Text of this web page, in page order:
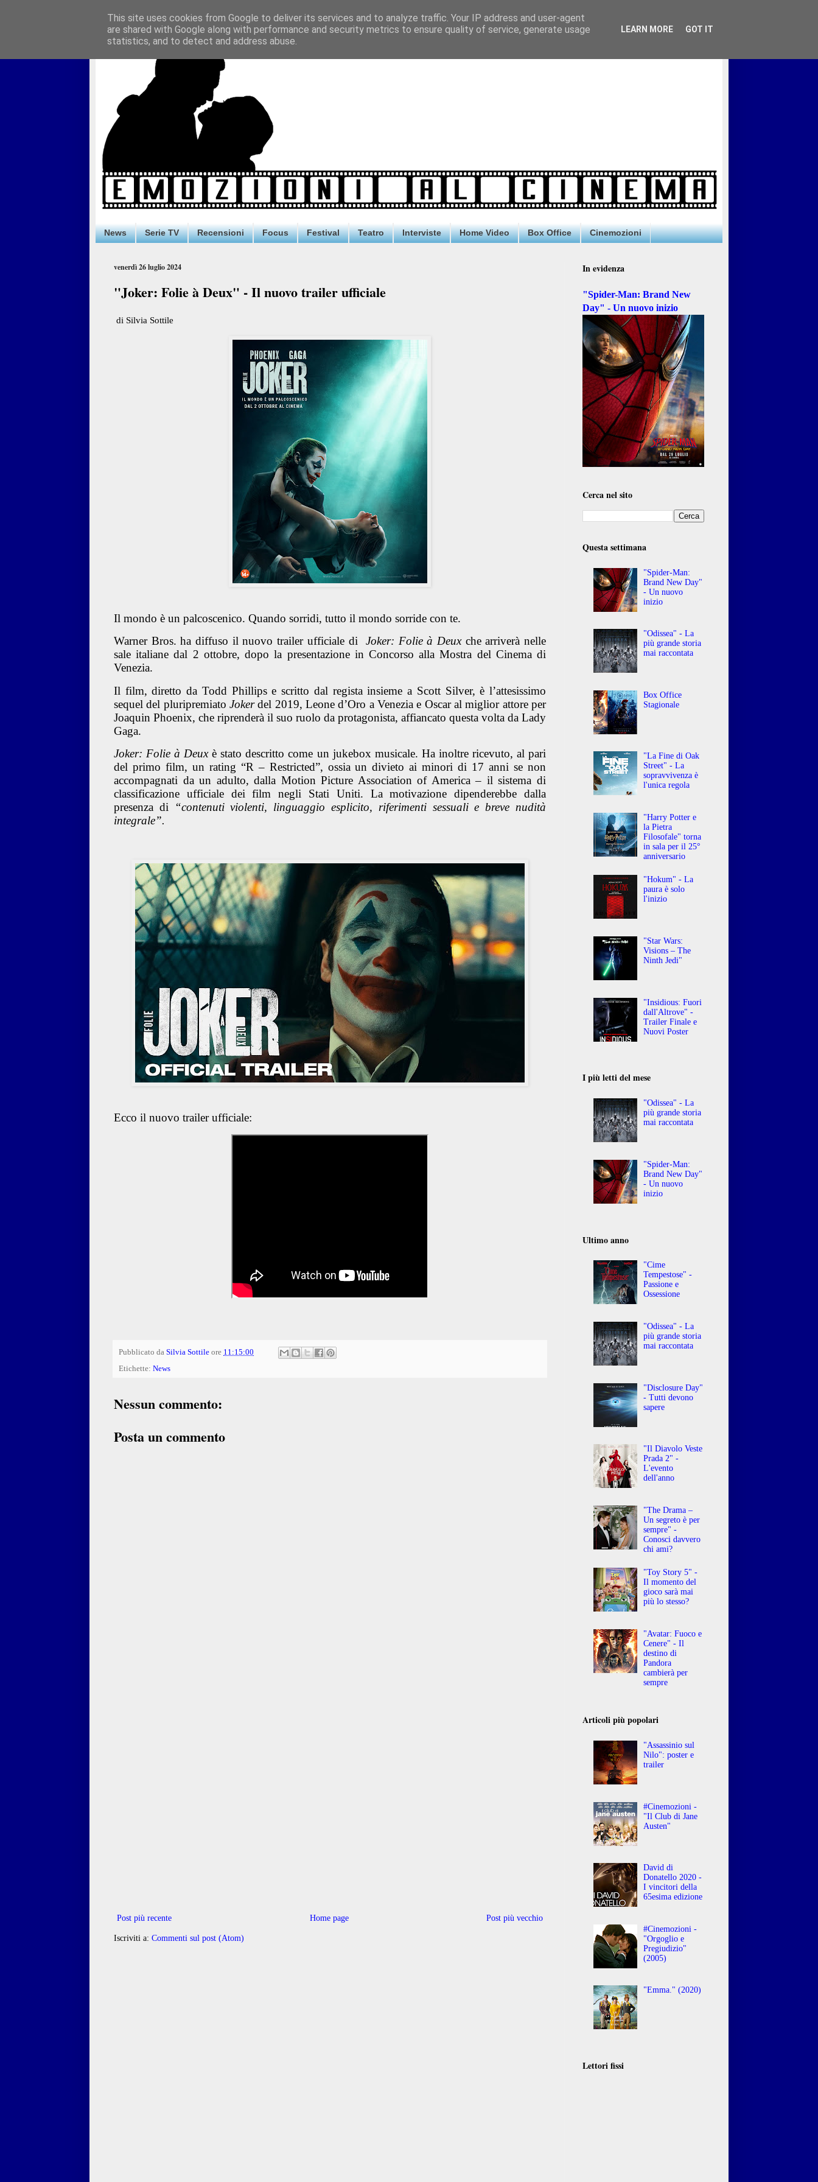
News Serie TV Recensioni Focus Festival Teatro Interviste Home Video Box Office Cinemozioni
venerdì 26 luglio 2024
"Joker: Folie à Deux" - Il nuovo trailer ufficiale
di Silvia Sottile
Il mondo è un palcoscenico. Quando sorridi, tutto il mondo sorride con te.
Warner Bros. ha diffuso il nuovo trailer ufficiale di
Joker: Folie à Deuxche arriverà nelle
sale italiane dal 2 ottobre, dopo la presentazione in Concorso alla Mostra del Cinema di
Venezia.
Il film, diretto da Todd Phillipse scritto dal regista insieme a Scott Silver, è l’attesissimo
sequel del pluripremiato Jokerdel 2019, Leone d’Oro a Venezia e Oscar al miglior attore per
Joaquin Phoenix, che riprenderà il suo ruolo da protagonista, affiancato questa volta da Lady
Gaga.
Joker: Folie à Deuxè stato descritto come un jukebox musicale. Ha inoltre ricevuto, al pari
del primo film, un rating “R – Restricted”, ossia un divieto ai minori di 17 anni se non
accompagnati da un adulto, dalla Motion Picture Association of America – il sistema di
classificazione ufficiale dei film negli Stati Uniti. La motivazione dipenderebbe dalla
presenza di
“contenuti violenti, linguaggio esplicito, riferimenti sessuali e breve nudità
integrale”.
Ecco il nuovo trailer ufficiale:
Pubblicato da Silvia Sottile ore 11:15:00
Etichette: News
Nessun commento:
Posta un commento
Post più recente Post più vecchio
Home page
Iscriviti a: Commenti sul post (Atom)
In evidenza
"Spider-Man: Brand New
Day" - Un nuovo inizio
Cerca nel sito
Questa settimana
"Spider-Man:
Brand New Day"
- Un nuovo
inizio
"Odissea" - La
più grande storia
mai raccontata
Box Office
Stagionale
"La Fine di Oak
Street" - La
sopravvivenza è
l'unica regola
"Harry Potter e
la Pietra
Filosofale" torna
in sala per il 25°
anniversario
"Hokum" - La
paura è solo
l'inizio
"Star Wars:
Visions – The
Ninth Jedi"
"Insidious: Fuori
dall'Altrove" -
Trailer Finale e
Nuovi Poster
I più letti del mese
"Odissea" - La
più grande storia
mai raccontata
"Spider-Man:
Brand New Day"
- Un nuovo
inizio
Ultimo anno
"Cime
Tempestose" -
Passione e
Ossessione
"Odissea" - La
più grande storia
mai raccontata
"Disclosure Day"
- Tutti devono
sapere
"Il Diavolo Veste
Prada 2" -
L'evento
dell'anno
"The Drama –
Un segreto è per
sempre" -
Conosci davvero
chi ami?
"Toy Story 5" -
Il momento del
gioco sarà mai
più lo stesso?
"Avatar: Fuoco e
Cenere" - Il
destino di
Pandora
cambierà per
sempre
Articoli più popolari
"Assassinio sul
Nilo": poster e
trailer
#Cinemozioni -
"Il Club di Jane
Austen"
David di
Donatello 2020 -
I vincitori della
65esima edizione
#Cinemozioni -
"Orgoglio e
Pregiudizio"
(2005)
"Emma." (2020)
Lettori fissi
This site uses cookies from Google to deliver its services and to analyze traffic. Your IP address and user-agent
are shared with Google along with performance and security metrics to ensure quality of service, generate usage
statistics, and to detect and address abuse.
LEARN MORE GOT IT